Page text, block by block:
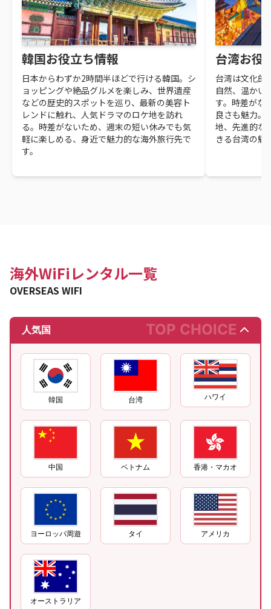
韓国お役立ち情報
日本からわずか2時間半ほどで行ける韓国。シ
ョッピングや絶品グルメを楽しみ、世界遺産
などの歴史的スポットを巡り、最新の美容ト
レンドに触れ、人気ドラマのロケ地を訪れ
る。時差がないため、週末の短い休みでも気
軽に楽しめる、身近で魅力的な海外旅行先で
す。
台湾お役
台湾は文化的
自然、温かい
す。時差がな
良さも魅力。
地、先進的な
きる台湾の魅
海外WiFiレンタル一覧
OVERSEAS WIFI
人気国 TOP CHOICE
韓国 台湾 ハワイ
中国 ベトナム 香港・マカオ
ヨーロッパ周遊 タイ アメリカ
オーストラリア